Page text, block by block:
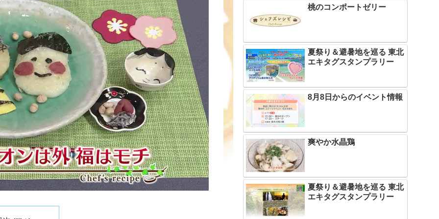
桃のコンポートゼリー
夏祭り＆避暑地を巡る 東北
エキタグスタンプラリー
8月8日からのイベント情報
爽やか水晶鶏
夏祭り＆避暑地を巡る 東北
エキタグスタンプラリー